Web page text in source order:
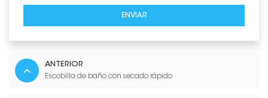
ENVIAR
ANTERIOR
Escobilla de baño con secado rápido